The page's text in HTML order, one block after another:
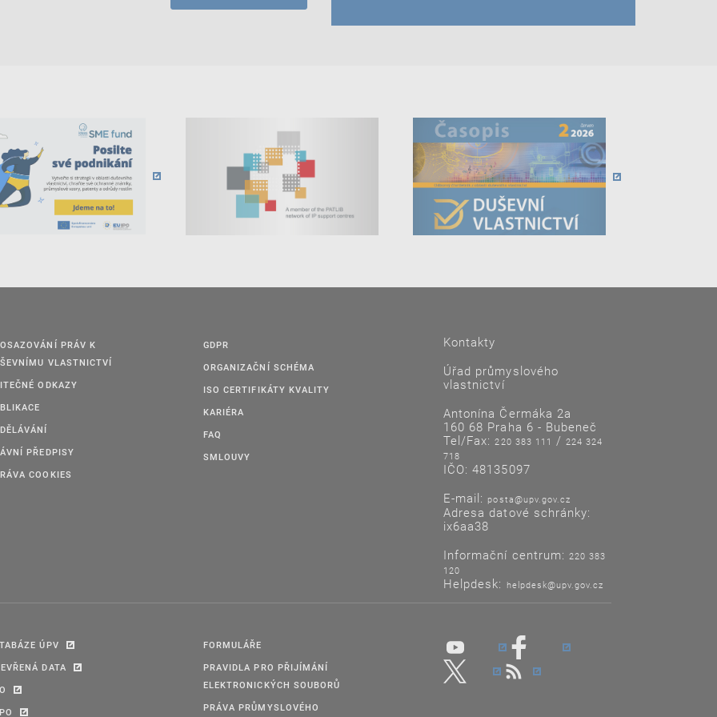
PRÁV K
VLASTNICTVÍ
ODKAZY
PŘEDPISY
COOKIES
GDPR
ORGANIZAČNÍ SCHÉMA
ISO CERTIFIKÁTY KVALITY
KARIÉRA
FAQ
SMLOUVY
Kontakty
Úřad průmyslového
vlastnictví
Antonína Čermáka 2a
160 68 Praha 6 - Bubeneč
Tel/Fax:220 383 111 /224 324
718
IČO: 48135097
E-mail: posta@upv.gov.cz
Adresa datové schránky:
ix6aa38
Informační centrum: 220 383
120
Helpdesk: helpdesk@upv.gov.cz
ÚPV
DATA
FORMULÁŘE
PRAVIDLA PRO PŘIJÍMÁNÍ
ELEKTRONICKÝCH SOUBORŮ
PRÁVA PRŮMYSLOVÉHO